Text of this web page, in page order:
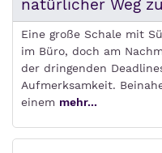
natürlicher Weg
Eine große Schale mit
im Büro, doch am
der dringenden
Aufmerksamkeit.
einem mehr...